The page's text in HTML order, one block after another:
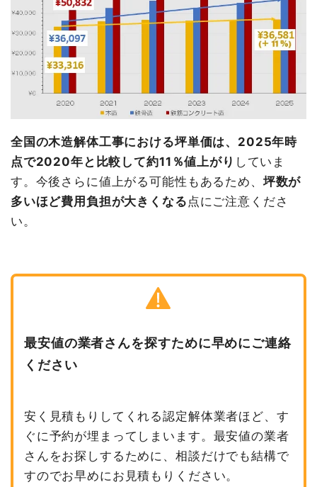
全国の木造解体工事における坪単価は、2025年時
点で2020年と比較して約11％値上がり していま
す。今後さらに値上がる可能性もあるため、 坪数が
多いほど費用負担が大きくなる 点にご注意くださ
い。
最安値の業者さんを探すために早めにご連絡
ください
安く見積もりしてくれる認定解体業者ほど、す
ぐに予約が埋まってしまいます。最安値の業者
さんをお探しするために、相談だけでも結構で
すのでお早めにお見積もりください。